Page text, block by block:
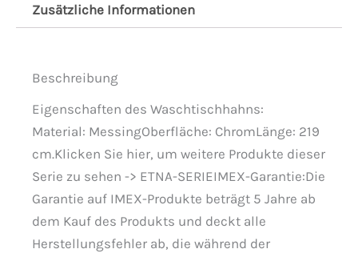
Zusätzliche Informationen
Beschreibung
Eigenschaften des Waschtischhahns:
Material: MessingOberfläche: ChromLänge: 219
cm.Klicken Sie hier, um weitere Produkte dieser
Serie zu sehen -> ETNA-SERIEIMEX-Garantie:Die
Garantie auf IMEX-Produkte beträgt 5 Jahre ab
dem Kauf des Produkts und deckt alle
Herstellungsfehler ab, die während der